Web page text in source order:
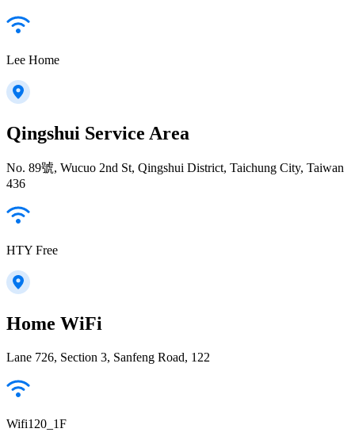
Lee Home
Qingshui Service Area
No. 89號, Wucuo 2nd St, Qingshui District, Taichung City, Taiwan
436
HTY Free
Home WiFi
Lane 726, Section 3, Sanfeng Road, 122
Wifi120_1F